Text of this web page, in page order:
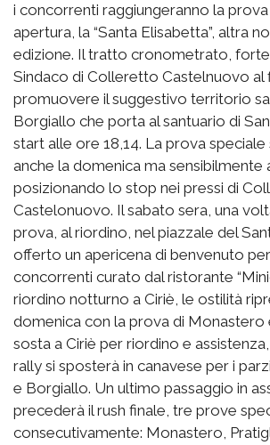
i concorrenti raggiungeranno la
apertura, la “Santa Elisabetta”, altra
edizione. Il tratto cronometrato,
Sindaco di Colleretto Castelnuovo al
promuovere il suggestivo territorio
Borgiallo che porta al santuario di
start alle ore 18,14. La prova
anche la domenica ma sensibilmente
posizionando lo stop nei pressi di
Castelonuovo. Il sabato sera, una
prova, al riordino, nel piazzale del
offerto un apericena di benvenuto
concorrenti curato dal ristorante
riordino notturno a Ciriè, le ostilità
domenica con la prova di Monastero
sosta a Ciriè per riordino e
rally si sposterà in canavese per i
e Borgiallo. Un ultimo passaggio in
precederà il rush finale, tre prove
consecutivamente: Monastero,